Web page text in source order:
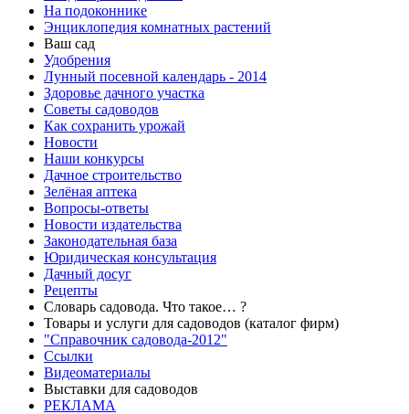
На подоконнике
Энциклопедия комнатных растений
Ваш сад
Удобрения
Лунный посевной календарь - 2014
Здоровье дачного участка
Советы садоводов
Как сохранить урожай
Новости
Наши конкурсы
Дачное строительство
Зелёная аптека
Вопросы-ответы
Новости издательства
Законодательная база
Юридическая консультация
Дачный досуг
Рецепты
Словарь садовода. Что такое… ?
Товары и услуги для садоводов (каталог фирм)
"Справочник садовода-2012"
Ссылки
Видеоматериалы
Выставки для садоводов
РЕКЛАМА